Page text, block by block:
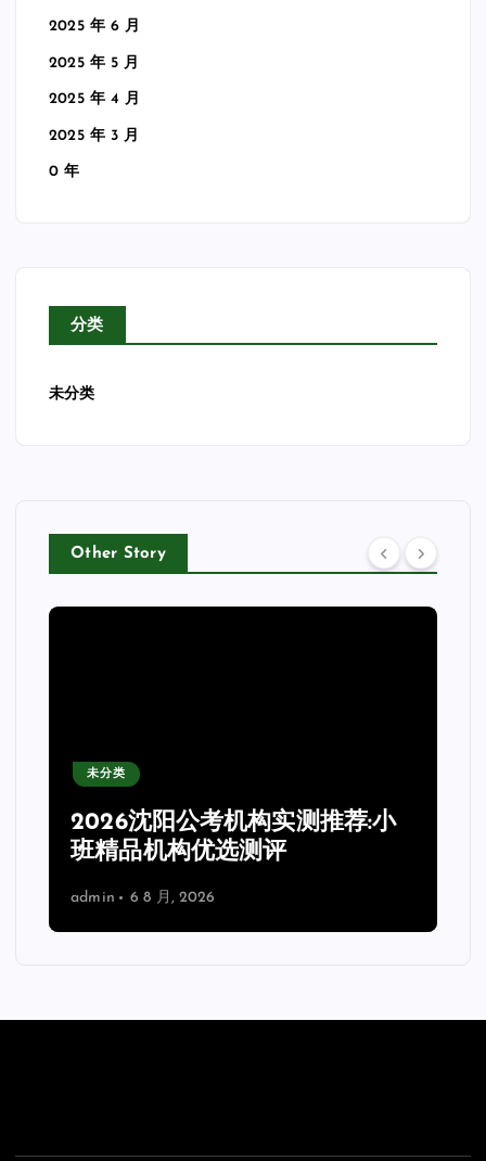
2025 年 6 月
2025 年 5 月
2025 年 4 月
2025 年 3 月
0 年
分类
未分类
Other Story
未分类
2026沈阳公考机构实测推荐:小
班精品机构优选测评
admin 6 8 月, 2026